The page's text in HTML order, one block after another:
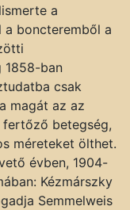
a
boncteremből a
1858-ban
csak
magát az az
betegség,
méreteket ölthet.
évben, 1904-
Kézmárszky
Semmelweis